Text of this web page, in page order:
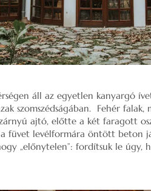
áll az egyetlen kanyargó
szomszédságában. Fehér falak,
ajtó, előtte a két faragott
a füvet levélformára öntött beton
„előnytelen”: fordítsuk le úgy,